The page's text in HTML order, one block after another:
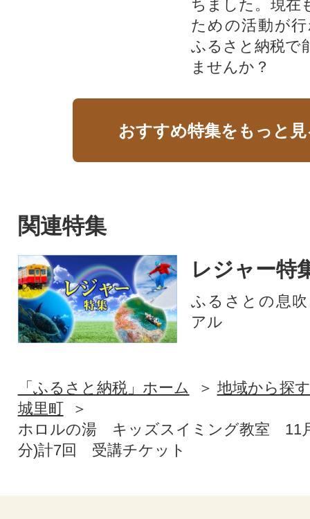
ちました。現在
ための活動が
ふるさと納税で
ませんか？
おすすめ特集をもっと
関連特集
レジャー特
ふるさとの息
アル
「ふるさと納税」ホーム
地域から探す
城里町
ホロルの湯 キッズスイミング教室 11
分)計7回 受講チケット